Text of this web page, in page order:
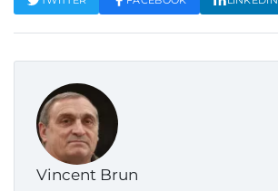
Vincent Brun